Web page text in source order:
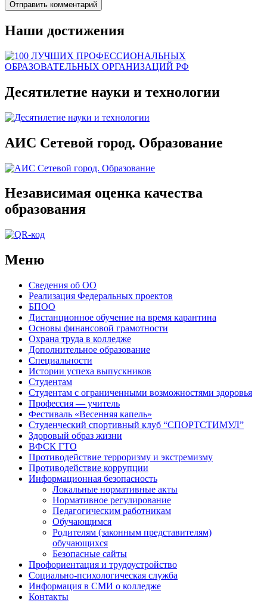
Наши достижения
Десятилетие науки и технологии
АИС Сетевой город. Образование
Независимая оценка качества
образования
Меню
Сведения об ОО
Реализация Федеральных проектов
БПОО
Дистанционное обучение на время карантина
Основы финансовой грамотности
Охрана труда в колледже
Дополнительное образование
Специальности
Истории успеха выпускников
Студентам
Студентам с ограниченными возможностями здоровья
Профессия — учитель
Фестиваль «Весенняя капель»
Студенческий спортивный клуб “СПОРТСТИМУЛ”
Здоровый образ жизни
ВФСК ГТО
Противодействие терроризму и экстремизму
Противодействие коррупции
Информационная безопасность
Локальные нормативные акты
Нормативное регулирование
Педагогическим работникам
Обучающимся
Родителям (законным представителям)
обучающихся
Безопасные сайты
Профориентация и трудоустройство
Социально-психологическая служба
Информация в СМИ о колледже
Контакты